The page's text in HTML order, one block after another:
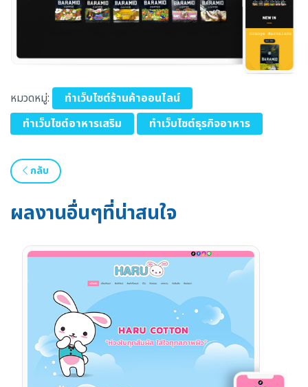
หมวดหมู่:
ทำเว็บไซต์ร้านค้าออนไลน์
ทำเว็บไซต์อาหารเสริม
ทำเว็บไซต์ธุรกิจอาหาร
กลับ
ผลงานอื่นๆที่น่าสนใจ